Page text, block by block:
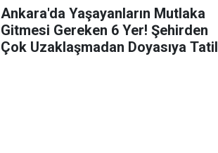
Ankara'da Yaşayanların Mutlaka
Gitmesi Gereken 6 Yer! Şehirden
Çok Uzaklaşmadan Doyasıya Tatil